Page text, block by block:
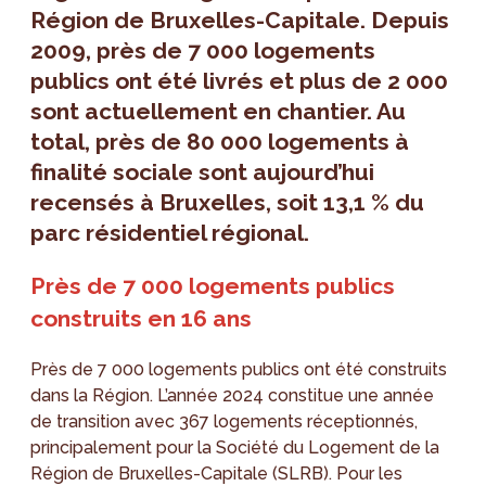
Région de Bruxelles-Capitale. Depuis
2009, près de 7 000 logements
publics ont été livrés et plus de 2 000
sont actuellement en chantier. Au
total, près de 80 000 logements à
finalité sociale sont aujourd’hui
recensés à Bruxelles, soit 13,1 % du
parc résidentiel régional.
Près de 7 000 logements publics
construits en 16 ans
Près de 7 000 logements publics ont été construits
dans la Région. L’année 2024 constitue une année
de transition avec 367 logements réceptionnés,
principalement pour la Société du Logement de la
Région de Bruxelles-Capitale (SLRB). Pour les